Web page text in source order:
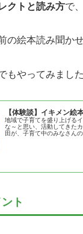
クトと読み方で、
の絵本読み聞かせ
もやってみました
【体験談】イキメン絵
地域で子育てを盛り上げる
な～と思い、活動してきた
田が、子育て中のみなさん
ト